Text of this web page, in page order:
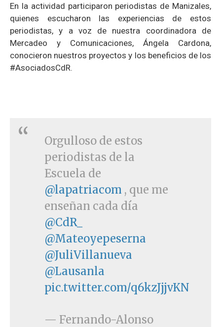
En la actividad participaron periodistas de Manizales,
quienes escucharon las experiencias de estos
periodistas, y a voz de nuestra coordinadora de
Mercadeo y Comunicaciones, Ángela Cardona,
conocieron nuestros proyectos y los beneficios de los
#AsociadosCdR.
Orgulloso de estos
periodistas de la
Escuela de
@lapatriacom , que me
enseñan cada día
@CdR_
@Mateoyepeserna
@JuliVillanueva
@Lausanla
pic.twitter.com/q6kzJjjvKN
— Fernando-Alonso